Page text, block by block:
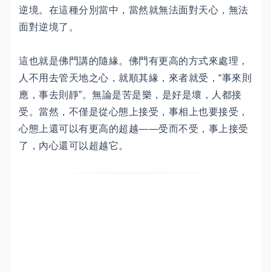
逆境。在這種分別當中，當然就無法面對天心，無法
面對逆境了。
這也就是佛門講的隨緣。佛門有更高的方式來處理，
人不用去管天地之心，就順其緣，來者就受，“事來則
應，事去則靜”。無論是苦是樂，是好是壞，人都接
受。當然，不僅是從心態上接受，事相上也要接受，
心態上還可以有更高的超越——受而不受，事上接受
了，內心還可以超越它。